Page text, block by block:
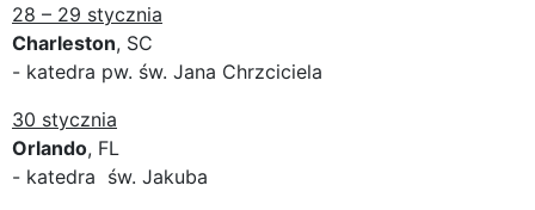
28 – 29 stycznia
Charleston, SC
- katedra pw. św. Jana Chrzciciela
30 stycznia
Orlando, FL
- katedra św. Jakuba